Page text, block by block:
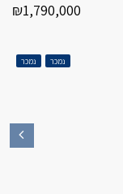
₪1,790,000
נמכר נמכר